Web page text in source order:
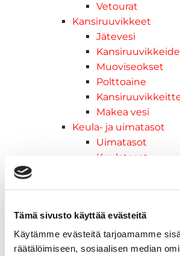
Tämä sivusto käyttää evästeitä
Käytämme evästeitä tarjoamamme
räätälöimiseen, sosiaalisen median
Vetourat
Kansiruuvikkeet
Jätevesi
Muoviseokset
Polttoaine
Makea vesi
Keula- ja uimatasot
Uimatasot
Keulatasot
Galvanoitu
Kevytmetalli
Muovia
Kalusteet, sisustus ja